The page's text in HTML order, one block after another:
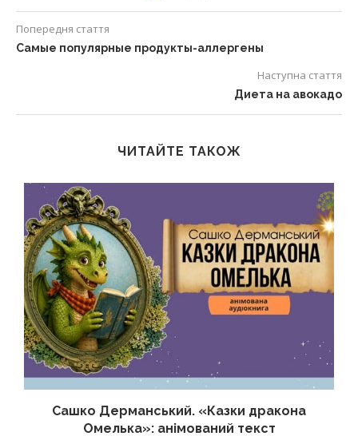
Попередня стаття
Самые популярные продукты-аллергены
Наступна стаття
Диета на авокадо
ЧИТАЙТЕ ТАКОЖ
Сашко Дерманський. «Казки дракона
Омелька»: анімований текст